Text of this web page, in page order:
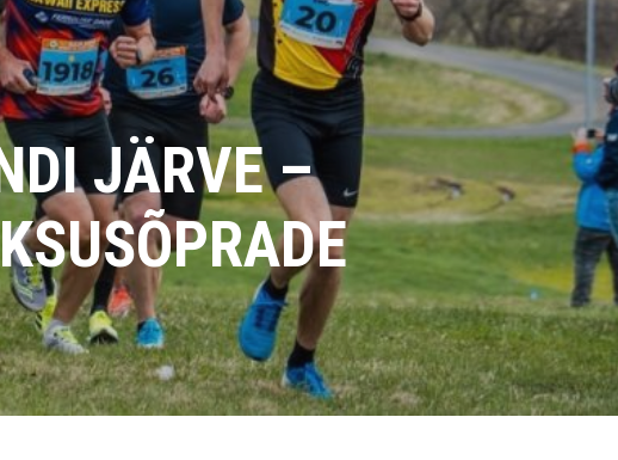
JÄRVE –